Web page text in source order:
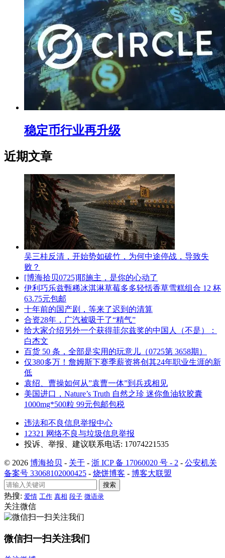
稳定币行业再升级
近期文章
吴三桂反清，开始势如破竹，为何中途停战，导致失
败？
[博海拾贝0725]耶施主，是你的心动了
伊利巧乐兹甄稀冰淇淋草莓多多轻恬香草雪糕组合 12 杯
63.75元包邮
十年前的国产剧，等来了迟到的清算
合资28年，广汽被吸干了“精气”
给大家介绍另外一个获得菲尔兹奖的中国人（不是）：
白杰文
百货 50 条，全部是实用的玩意儿（0725第 3658期）
仅380多万！詹姆斯下赛季薪资将创其24年职业生涯的新
低
袁绍、曹操如何从”袁曹一体”到兵戎相见
美国进口，Nature’s Truth 自然之珍 迷你鱼油软胶囊
1000mg*500粒 99元包邮包税
违法和不良信息举报中心
12321 网络不良与垃圾信息举报
投诉、举报、建议联系电话: 17074221535
© 2026 博海拾贝 - 关于 - 浙 ICP 备 17060020 号 - 2 - 公安机关
备案号 33068102000425 - 烧饼博客 - 博客大联盟
搜索
热搜: 爱情 工作 真相 段子 微语录
关注微信
微信扫一扫关注我们